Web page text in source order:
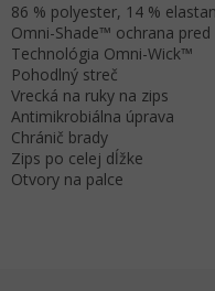
86 % polyester, 14 % elastan
Omni-Shade™ ochrana pred
Technológia Omni-Wick™
Pohodlný streč
Vrecká na ruky na zips
Antimikrobiálna úprava
Chránič brady
Zips po celej dĺžke
Otvory na palce